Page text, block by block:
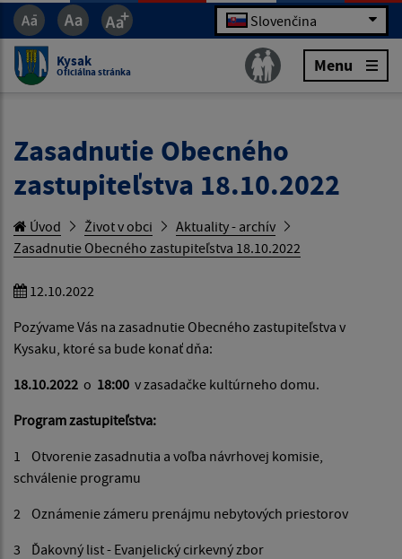
Slovenčina
Kysak
Oficiálna stránka Menu
Zasadnutie Obecného
zastupiteľstva 18.10.2022
Úvod Život v obci
Aktuality - archív
Zasadnutie Obecného zastupiteľstva 18.10.2022
12.10.2022
Pozývame Vás na zasadnutie Obecného zastupiteľstva v
Kysaku, ktoré sa bude konať dňa:
18.10.2022 o 18:00 v zasadačke kultúrneho domu.
Program zastupiteľstva:
1 Otvorenie zasadnutia a voľba návrhovej komisie,
schválenie programu
2 Oznámenie zámeru prenájmu nebytových priestorov
3 Ďakovný list - Evanjelický cirkevný zbor